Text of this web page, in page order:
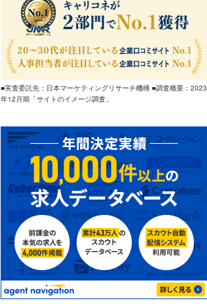
■実査委託先：日本マーケティングリサーチ機構 ■調査概要：2023
年12月期「サイトのイメージ調査」